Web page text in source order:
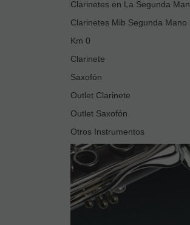
Clarinetes en La Segunda
Clarinetes Mib Segunda Mano
Km 0
Clarinete
Saxofón
Outlet Clarinete
Outlet Saxofón
Otros Instrumentos